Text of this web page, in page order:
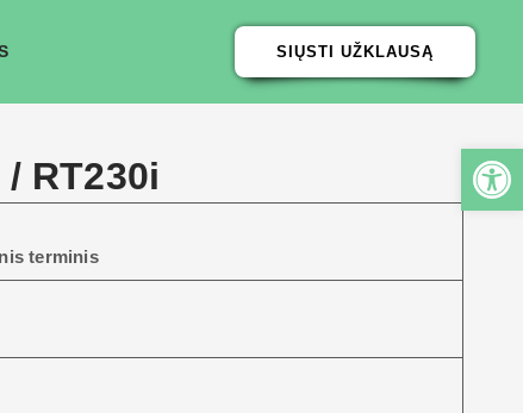
SIŲSTI UŽKLAUSĄ
RT230i
terminis